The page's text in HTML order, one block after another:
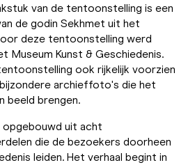
van de tentoonstelling is een
de godin Sekhmet uit het
deze tentoonstelling werd
Museum Kunst & Geschiedenis.
ook rijkelijk voorzien
archieffoto's die het
beeld brengen.
uit acht
die de bezoekers doorheen
leiden. Het verhaal begint in